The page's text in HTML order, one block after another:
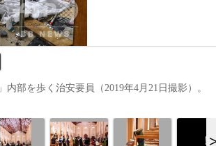
部を歩く治安要員（2019年4月21日撮影）。
！